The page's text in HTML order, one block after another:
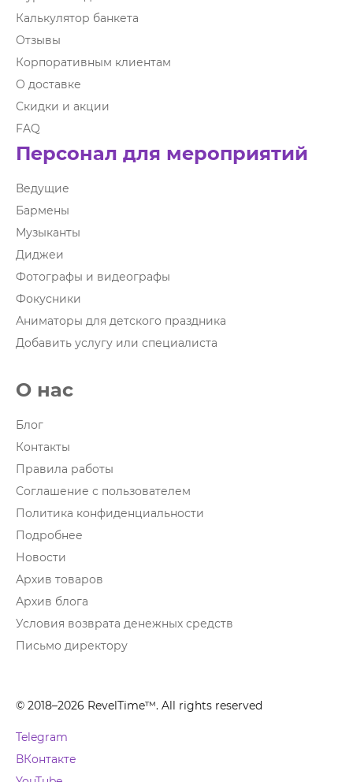
Калькулятор банкета
Отзывы
Корпоративным клиентам
О доставке
Скидки и акции
FAQ
Персонал для мероприятий
Ведущие
Бармены
Музыканты
Диджеи
Фотографы и видеографы
Фокусники
Аниматоры для детского праздника
Добавить услугу или специалиста
О нас
Блог
Контакты
Правила работы
Соглашение с пользователем
Политика конфиденциальности
Подробнее
Новости
Архив товаров
Архив блога
Условия возврата денежных средств
Письмо директору
© 2018–2026 RevelTime™. All rights reserved
Telegram
ВКонтакте